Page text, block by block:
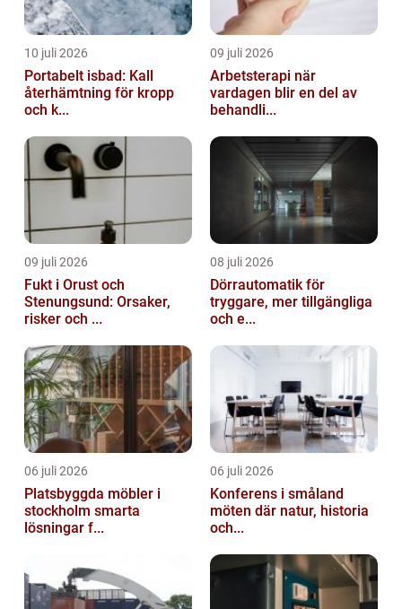
10 juli 2026
Portabelt isbad: Kall
återhämtning för kropp
och k...
09 juli 2026
Arbetsterapi när
vardagen blir en del av
behandli...
09 juli 2026
Fukt i Orust och
Stenungsund: Orsaker,
risker och ...
08 juli 2026
Dörrautomatik för
tryggare, mer tillgängliga
och e...
06 juli 2026
Platsbyggda möbler i
stockholm smarta
lösningar f...
06 juli 2026
Konferens i småland
möten där natur, historia
och...